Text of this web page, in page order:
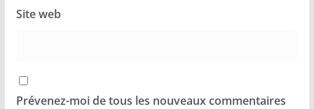
Site web
Prévenez-moi de tous les nouveaux commentaires